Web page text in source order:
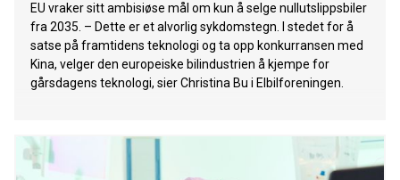
EU vraker sitt ambisiøse mål om kun å selge nullutslippsbiler
fra 2035. – Dette er et alvorlig sykdomstegn. I stedet for å
satse på framtidens teknologi og ta opp konkurransen med
Kina, velger den europeiske bilindustrien å kjempe for
gårsdagens teknologi, sier Christina Bu i Elbilforeningen.